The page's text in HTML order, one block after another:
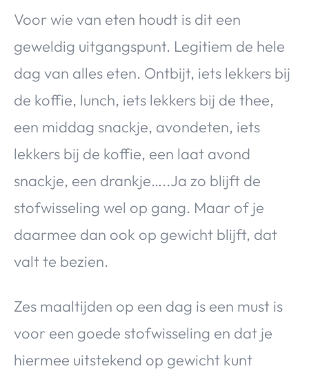
Voor wie van eten houdt is dit een
geweldig uitgangspunt. Legitiem de hele
dag van alles eten. Ontbijt, iets lekkers bij
de koffie, lunch, iets lekkers bij de thee,
een middag snackje, avondeten, iets
lekkers bij de koffie, een laat avond
snackje, een drankje…..Ja zo blijft de
stofwisseling wel op gang. Maar of je
daarmee dan ook op gewicht blijft, dat
valt te bezien.
Zes maaltijden op een dag is een must is
voor een goede stofwisseling en dat je
hiermee uitstekend op gewicht kunt